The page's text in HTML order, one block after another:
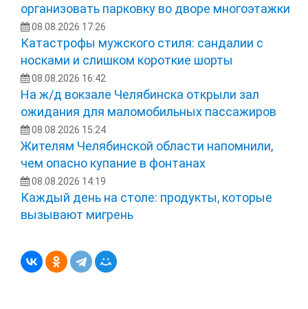
организовать парковку во дворе многоэтажки
08.08.2026 17:26
Катастрофы мужского стиля: сандалии с
носками и слишком короткие шорты
08.08.2026 16:42
На ж/д вокзале Челябинска открыли зал
ожидания для маломобильных пассажиров
08.08.2026 15:24
Жителям Челябинской области напомнили,
чем опасно купание в фонтанах
08.08.2026 14:19
Каждый день на столе: продукты, которые
вызывают мигрень